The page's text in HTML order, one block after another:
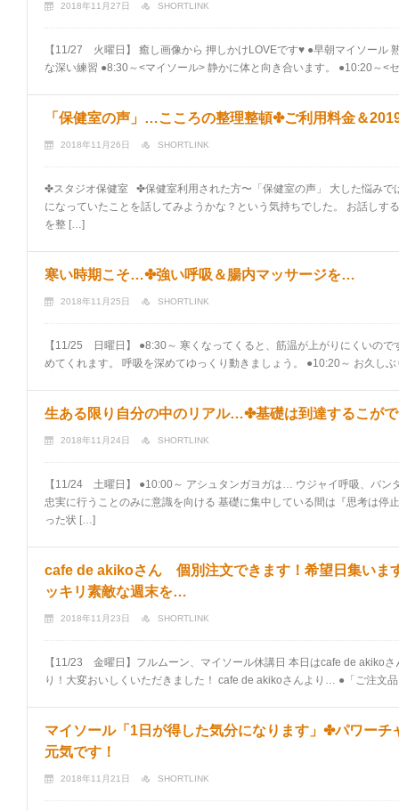
2018年11月27日 SHORTLINK
【11/27 火曜日】 癒し画像から 押しかけLOVEです♥ ●早朝マイソール
な深い練習 ●8:30～<マイソール> 静かに体と向き合います。 ●10:20～<
「保健室の声」…こころの整理整頓✤ご利用料金＆
2018年11月26日 SHORTLINK
✤スタジオ保健室 ✤保健室利用された方〜「保健室の声」 大した悩みで
になっていたことを話してみようかな？という気持ちでした。 お話しす
を整 […]
寒い時期こそ…✤強い呼吸＆腸内マッサージを…
2018年11月25日 SHORTLINK
【11/25 日曜日】 ●8:30～ 寒くなってくると、筋温が上がりにくいので
めてくれます。 呼吸を深めてゆっくり動きましょう。 ●10:20～ お久し
生ある限り自分の中のリアル…✤基礎は到達するこが
2018年11月24日 SHORTLINK
【11/24 土曜日】 ●10:00～ アシュタンガヨガは… ウジャイ呼吸、バン
忠実に行うことのみに意識を向ける 基礎に集中している間は『思考は停
った状 […]
cafe de akikoさん 個別注文できます！希望日集いま
ッキリ素敵な週末を…
2018年11月23日 SHORTLINK
【11/23 金曜日】フルムーン、マイソール休講日 本日はcafe de akiko
り！大変おいしくいただきました！ cafe de akikoさんより… ●「ご注文
マイソール「1日が得した気分になります」✤パワーチ
元気です！
2018年11月21日 SHORTLINK